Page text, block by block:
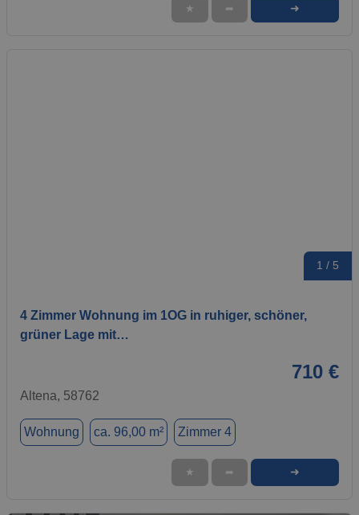
★ ➦ ➜
1 / 5
4 Zimmer Wohnung im 1OG in ruhiger, schöner,
grüner Lage mit…
710 €
Altena, 58762
Wohnung ca. 96,00 m² Zimmer 4
★ ➦ ➜